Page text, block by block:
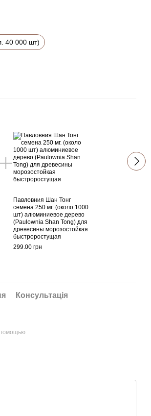
40 000 шт)
Павловния Шан Тонг
семена 250 мг. (около 1000
шт) алюминиевое дерево
(Paulownia Shan Tong) для
древесины морозостойкая
быстроростущая
299.00 грн
Консультація